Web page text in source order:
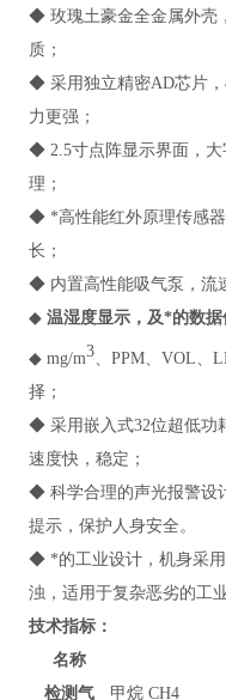
◆ 玫瑰土豪金全金属外壳
质；
◆ 采用独立精密AD芯片
力更强；
◆ 2.5寸点阵显示界面，大
理；
◆ *高性能红外原理传感
长；
◆ 内置高性能吸气泵，流
◆温湿度显示，及*的数据
◆ mg/m3、PPM、VOL、
择；
◆ 采用嵌入式32位超低功
速度快，稳定；
◆ 科学合理的声光报警设
提示，保护人身安全。
◆ *的工业设计，机身采
浊，适用于复杂恶劣的工
技术指标：
名称
检测气
甲烷 CH4